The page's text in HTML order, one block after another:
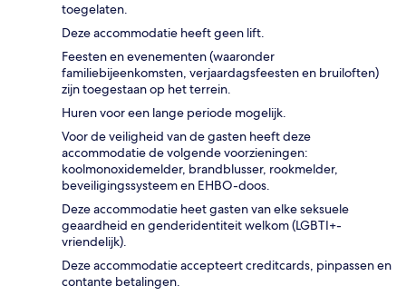
toegelaten.
Deze accommodatie heeft geen lift.
Feesten en evenementen (waaronder
familiebijeenkomsten, verjaardagsfeesten en bruiloften)
zijn toegestaan op het terrein.
Huren voor een lange periode mogelijk.
Voor de veiligheid van de gasten heeft deze
accommodatie de volgende voorzieningen:
koolmonoxidemelder, brandblusser, rookmelder,
beveiligingssysteem en EHBO-doos.
Deze accommodatie heet gasten van elke seksuele
geaardheid en genderidentiteit welkom (LGBTI+-
vriendelijk).
Deze accommodatie accepteert creditcards, pinpassen en
contante betalingen.